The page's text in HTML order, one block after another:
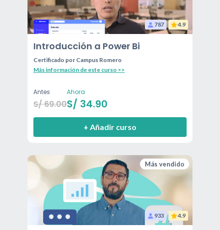
787 4.9
Introducción a Power Bi
Certificado por Campus Romero
Más información de este curso >>
Antes
S/69.00
Ahora
S/ 34.90
+ Añadir curso
Más vendido
933 4.9